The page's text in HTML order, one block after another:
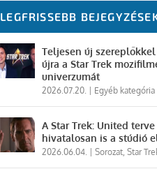
LEGFRISSEBB
Teljesen új
újra a Star Trek
univerzumát
2026.07.20. Egyéb kategória
A Star Trek: United terve
hivatalosan is a stúdió
2026.06.04. |Sorozat,Star